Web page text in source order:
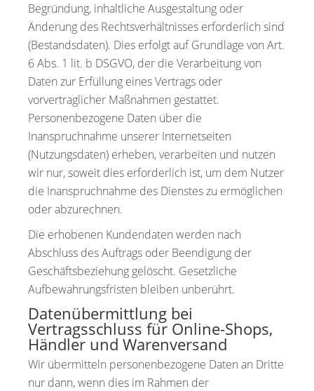
Begründung, inhaltliche Ausgestaltung oder
Änderung des Rechtsverhältnisses erforderlich sind
(Bestandsdaten). Dies erfolgt auf Grundlage von Art.
6 Abs. 1 lit. b DSGVO, der die Verarbeitung von
Daten zur Erfüllung eines Vertrags oder
vorvertraglicher Maßnahmen gestattet.
Personenbezogene Daten über die
Inanspruchnahme unserer Internetseiten
(Nutzungsdaten) erheben, verarbeiten und nutzen
wir nur, soweit dies erforderlich ist, um dem Nutzer
die Inanspruchnahme des Dienstes zu ermöglichen
oder abzurechnen.
Die erhobenen Kundendaten werden nach
Abschluss des Auftrags oder Beendigung der
Geschäftsbeziehung gelöscht. Gesetzliche
Aufbewahrungsfristen bleiben unberührt.
Datenübermittlung bei
Vertragsschluss für Online-Shops,
Händler und Warenversand
Wir übermitteln personenbezogene Daten an Dritte
nur dann, wenn dies im Rahmen der